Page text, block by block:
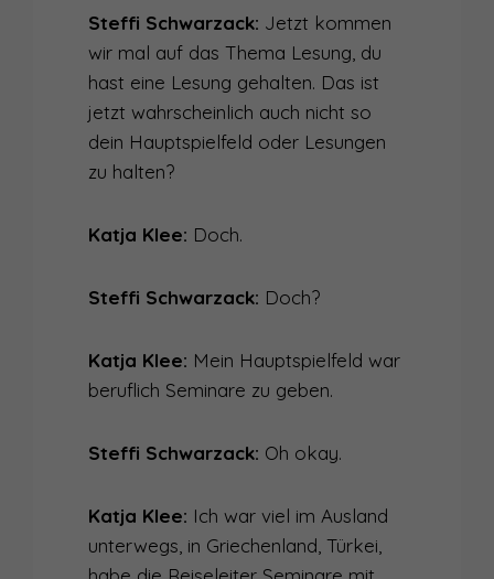
Steffi Schwarzack: Jetzt kommen
wir mal auf das Thema Lesung, du
hast eine Lesung gehalten. Das ist
jetzt wahrscheinlich auch nicht so
dein Hauptspielfeld oder Lesungen
zu halten?
Katja Klee: Doch.
Steffi Schwarzack: Doch?
Katja Klee: Mein Hauptspielfeld war
beruflich Seminare zu geben.
Steffi Schwarzack: Oh okay.
Katja Klee: Ich war viel im Ausland
unterwegs, in Griechenland, Türkei,